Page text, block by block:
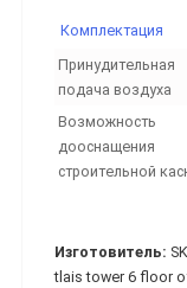
Комплектация
Принудительная
подача воздуха
Возможность
дооснащения
строительной
Изготовитель:
tlais tower 6 floor